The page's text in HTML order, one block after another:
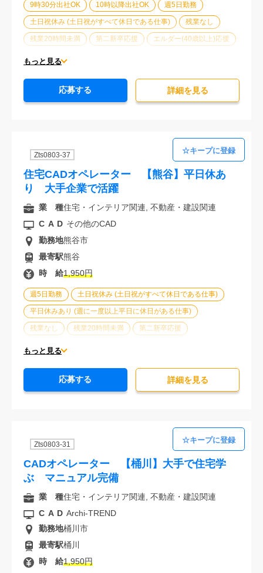
9時30分出社OK 10時以降出社OK 週5日勤務
土日祝休み (土日祝がすべて休日である仕事) 残業なし
残業20時間未満 第二新卒応援 エルダー(40歳以上)応援
ブランクOK
もっと見る
応募する 詳細を⾒る
Zts0803-37
住宅CADオペレーター 【熊谷】平日休あ
り 大手企業で活躍
週5日勤務 土日祝休み (土日祝がすべて休日である仕事)
平日休みあり (週に一度以上平日に休日がある仕事)
残業なし 残業20時間未満 第二新卒応援
エルダー(40歳以上)応援
派遣スタッフ活躍中 大量募集
もっと見る
業 種住宅・インテリア関連, 不動産・建設関連
CAD その他のCAD
勤務地熊谷市
最寄駅熊谷
時 給1,950円
応募する 詳細を⾒る
Zts0803-31
CADオペレーター 【桶川】大手で住宅学
ぶ マニュアル完備
業 種住宅・インテリア関連, 不動産・建設関連
CAD Archi-TREND
勤務地桶川市
最寄駅桶川
時 給1,950円